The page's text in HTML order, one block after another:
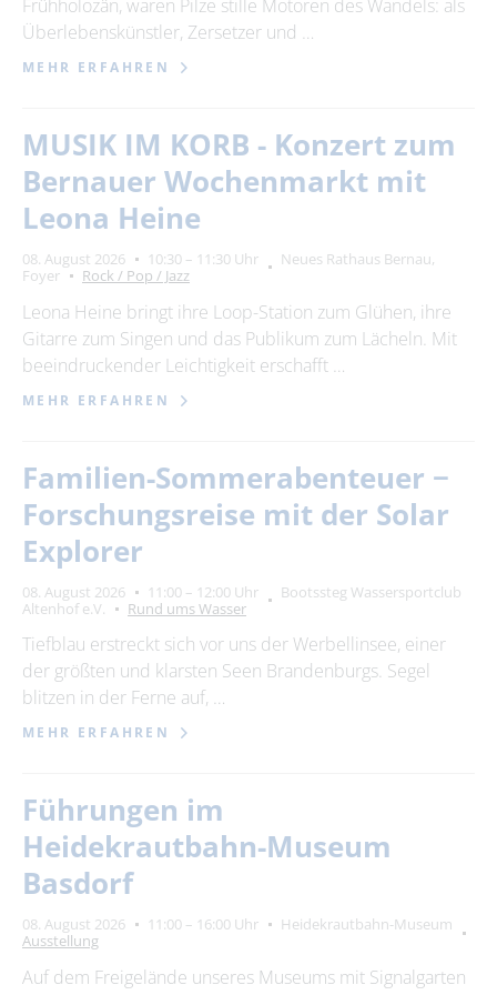
Frühholozän, waren Pilze stille Motoren des Wandels: als
Überlebenskünstler, Zersetzer und …
MEHR ERFAHREN
MUSIK IM KORB - Konzert zum
Bernauer Wochenmarkt mit
Leona Heine
08. August 2026 10:30 – 11:30 Uhr
Neues Rathaus Bernau,
Foyer
Rock / Pop / Jazz
Leona Heine bringt ihre Loop-Station zum Glühen, ihre
Gitarre zum Singen und das Publikum zum Lächeln. Mit
beeindruckender Leichtigkeit erschafft …
MEHR ERFAHREN
Familien-Sommerabenteuer −
Forschungsreise mit der Solar
Explorer
08. August 2026 11:00 – 12:00 Uhr
Bootssteg Wassersportclub
Altenhof e.V.
Rund ums Wasser
Tiefblau erstreckt sich vor uns der Werbellinsee, einer
der größten und klarsten Seen Brandenburgs. Segel
blitzen in der Ferne auf, …
MEHR ERFAHREN
Führungen im
Heidekrautbahn-Museum
Basdorf
08. August 2026 11:00 – 16:00 Uhr
Heidekrautbahn-Museum
Ausstellung
Auf dem Freigelände unseres Museums mit Signalgarten